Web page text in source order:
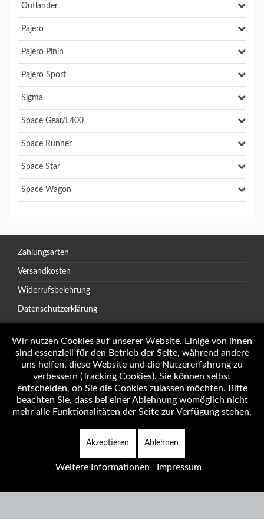
Outlander
Pajero
Pajero Pinin
Pajero Sport
Sigma
Space Gear/L400
Space Runner
Space Star
Space Wagon
Zahlungsarten
Versandkosten
Widerrufsbelehrung
Datenschutzerklärung
Öffnungszeiten
Impressum
Copyright © 2026 Autotechnik J. Weninger Alle Rechte vorbehalten.
Wir nutzen Cookies auf unserer Website. Einige von ihnen
sind essenziell für den Betrieb der Seite, während andere
uns helfen, diese Website und die Nutzererfahrung zu
verbessern (Tracking Cookies). Sie können selbst
entscheiden, ob Sie die Cookies zulassen möchten. Bitte
beachten Sie, dass bei einer Ablehnung womöglich nicht
mehr alle Funktionalitäten der Seite zur Verfügung stehen.
Akzeptieren Ablehnen
Weitere Informationen Impressum